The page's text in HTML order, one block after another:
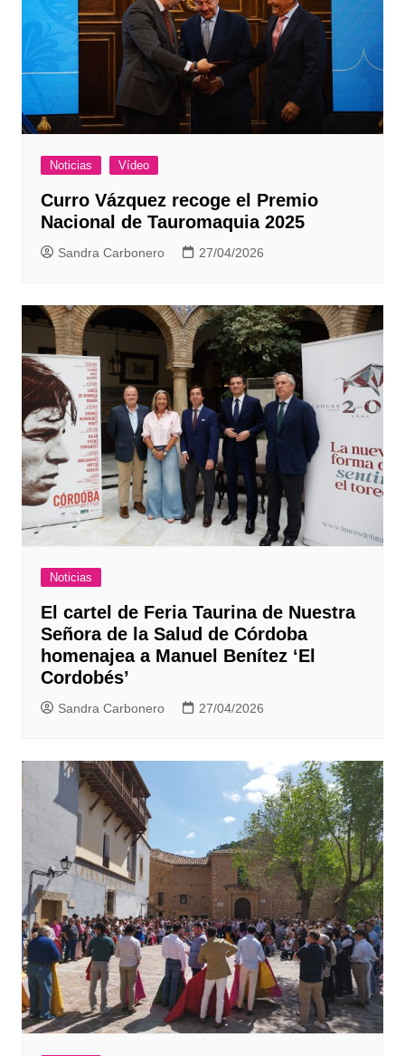
Noticias Vídeo
Curro Vázquez recoge el Premio
Nacional de Tauromaquia 2025
Sandra Carbonero 27/04/2026
Noticias
El cartel de Feria Taurina de Nuestra
Señora de la Salud de Córdoba
homenajea a Manuel Benítez ‘El
Cordobés’
Sandra Carbonero 27/04/2026